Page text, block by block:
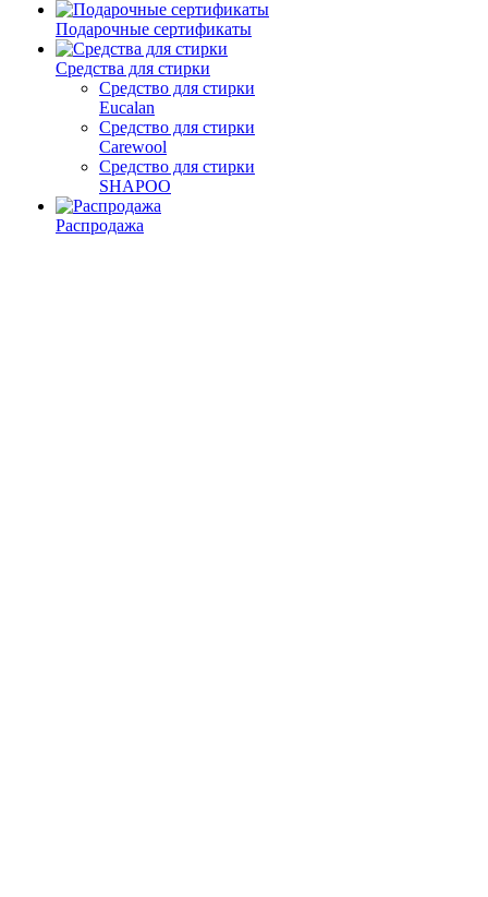
Подарочные сертификаты
Средства для стирки
Средство для стирки
Eucalan
Средство для стирки
Carewool
Средство для стирки
SHAPOO
Распродажа